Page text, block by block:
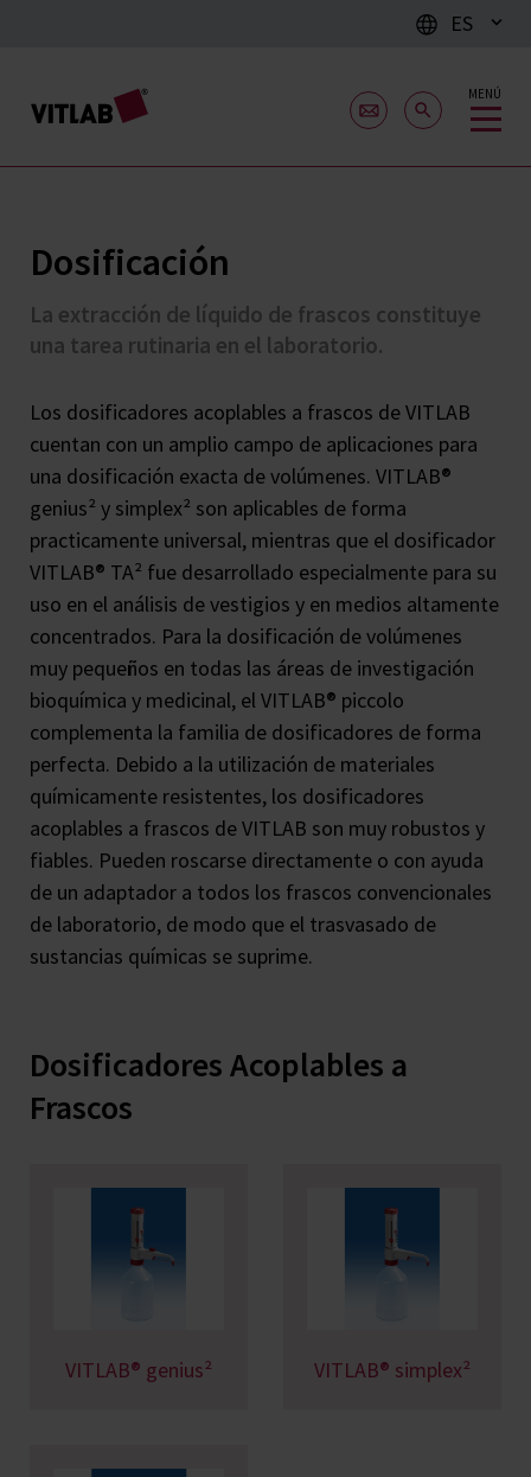
ES
MENÚ
Dosificación
La extracción de líquido de frascos constituye
una tarea rutinaria en el laboratorio.
Los dosificadores acoplables a frascos de VITLAB
cuentan con un amplio campo de aplicaciones para
una dosificación exacta de volúmenes. VITLAB®
genius² y simplex² son aplicables de forma
practicamente universal, mientras que el dosificador
VITLAB® TA² fue desarrollado especialmente para su
uso en el análisis de vestigios y en medios altamente
concentrados. Para la dosificación de volúmenes
muy pequeños en todas las áreas de investigación
bioquímica y medicinal, el VITLAB® piccolo
complementa la familia de dosificadores de forma
perfecta. Debido a la utilización de materiales
químicamente resistentes, los dosificadores
acoplables a frascos de VITLAB son muy robustos y
fiables. Pueden roscarse directamente o con ayuda
de un adaptador a todos los frascos convencionales
de laboratorio, de modo que el trasvasado de
sustancias químicas se suprime.
Dosificadores Acoplables a
Frascos
VITLAB® genius² VITLAB® simplex²